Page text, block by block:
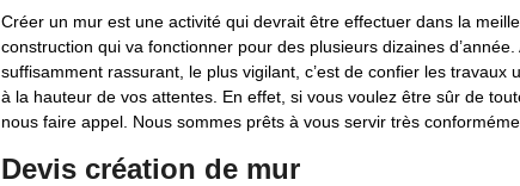
Créer un mur est une activité qui devrait être effectuer dans la
construction qui va fonctionner pour des plusieurs dizaines
suffisamment rassurant, le plus vigilant, c’est de confier les travaux
à la hauteur de vos attentes. En effet, si vous voulez être sûr de
nous faire appel. Nous sommes prêts à vous servir très
Devis création de mur